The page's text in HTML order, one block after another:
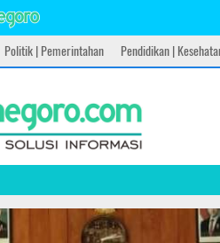
Politik | Pemerintahan Pendidikan |